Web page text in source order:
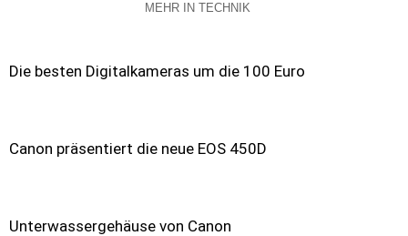
MEHR IN TECHNIK
Die besten Digitalkameras um die 100 Euro
Canon präsentiert die neue EOS 450D
Unterwassergehäuse von Canon